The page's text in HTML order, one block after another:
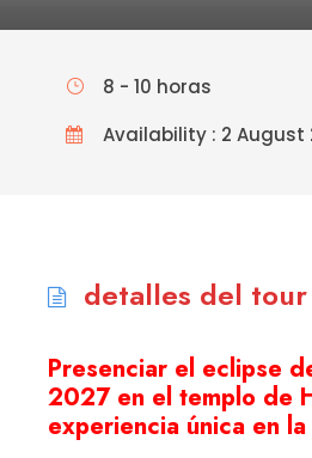
8 - 10 horas
Availability : 2 August
detalles del tour
Presenciar el eclipse
2027 en el templo de
experiencia única en